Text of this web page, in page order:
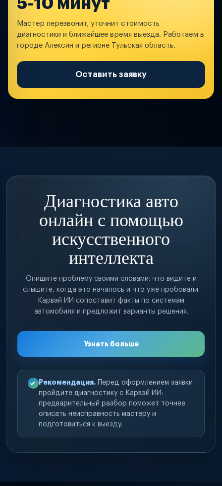
5-10 минут
Мастер перезвонит, уточнит стоимость
диагностики и ближайшее время выезда. Работаем в
городе Алексин и регионе Тульская область.
Оставить заявку
Диагностика авто
онлайн с помощью
искусственного
интеллекта
Опишите проблему своими словами: что видите и
слышите, когда это началось и что уже пробовали.
Карвэй ИИ сопоставит факты по системам
автомобиля и предложит варианты решения.
Узнать больше
Рекомендация. Перед оформлением заявки
пройдите диагностику с Карвэй ИИ:
предварительный разбор поможет точнее
описать неисправность мастеру и
подготовиться к выезду.